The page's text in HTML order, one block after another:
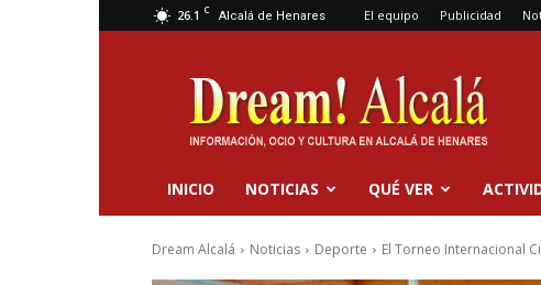
26.1 C Alcalá de Henares El equipo Publicidad
Dream
Alcalá
INICIO NOTICIAS QUÉ VER
Dream Alcalá Noticias Deporte El Torneo Internacional